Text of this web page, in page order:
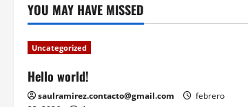
YOU MAY HAVE MISSED
Uncategorized
Hello world!
saulramirez.contacto@gmail.com
febrero